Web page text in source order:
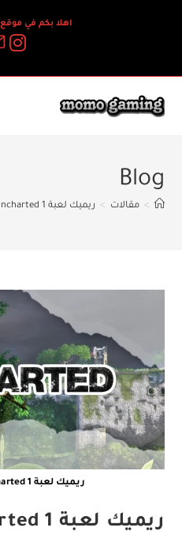
اهلا بكم في موقع momogaming
Blog
> مقالات > ريميك لعبة uncharted 1 قيد التطوير
ريميك لعبة uncharted 1 قيد التطوير